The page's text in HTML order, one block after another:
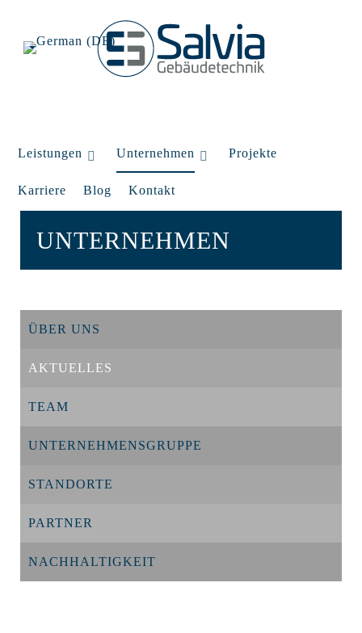
Leistungen Unternehmen Projekte
Karriere Blog Kontakt
UNTERNEHMEN
ÜBER UNS
AKTUELLES
TEAM
UNTERNEHMENSGRUPPE
STANDORTE
PARTNER
NACHHALTIGKEIT